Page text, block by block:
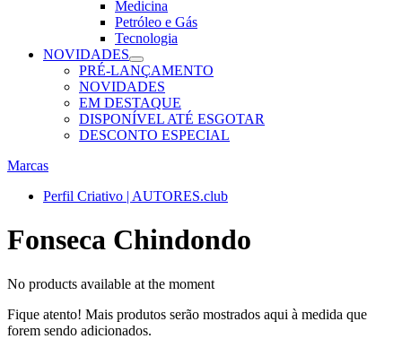
Medicina
Petróleo e Gás
Tecnologia
NOVIDADES
PRÉ-LANÇAMENTO
NOVIDADES
EM DESTAQUE
DISPONÍVEL ATÉ ESGOTAR
DESCONTO ESPECIAL
Marcas
Perfil Criativo | AUTORES.club
Fonseca Chindondo
No products available at the moment
Fique atento! Mais produtos serão mostrados aqui à medida que
forem sendo adicionados.